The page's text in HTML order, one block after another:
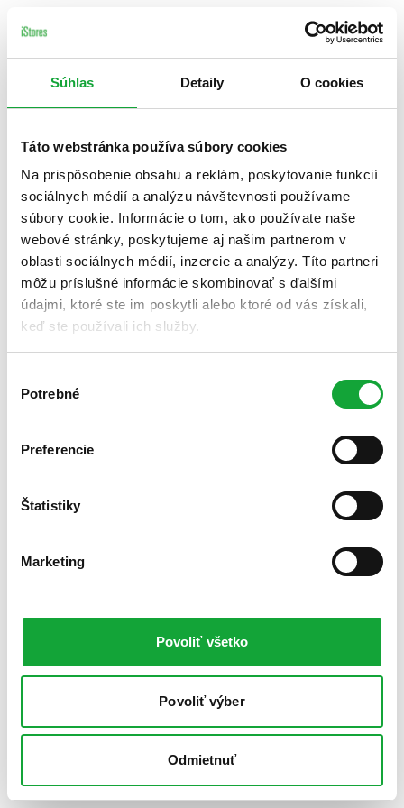
Súhlas Detaily O cookies
Táto webstránka používa súbory cookies
Na prispôsobenie obsahu a reklám, poskytovanie funkcií
sociálnych médií a analýzu návštevnosti používame
súbory cookie. Informácie o tom, ako používate naše
webové stránky, poskytujeme aj našim partnerom v
oblasti sociálnych médií, inzercie a analýzy. Títo partneri
môžu príslušné informácie skombinovať s ďalšími
údajmi, ktoré ste im poskytli alebo ktoré od vás získali,
keď ste používali ich služby.
súhlasu
Potrebné
Preferencie
Štatistiky
Marketing
Povoliť všetko
Povoliť výber
Odmietnuť